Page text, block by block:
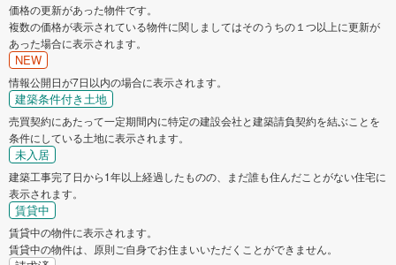
価格の更新があった物件です。
複数の価格が表示されている物件に関しましてはそのうちの１つ以上に更新が
あった場合に表示されます。
NEW
情報公開日が7日以内の場合に表示されます。
建築条件付き土地
売買契約にあたって一定期間内に特定の建設会社と建築請負契約を結ぶことを
条件にしている土地に表示されます。
未入居
建築工事完了日から1年以上経過したものの、まだ誰も住んだことがない住宅に
表示されます。
賃貸中
賃貸中の物件に表示されます。
賃貸中の物件は、原則ご自身でお住まいいただくことができません。